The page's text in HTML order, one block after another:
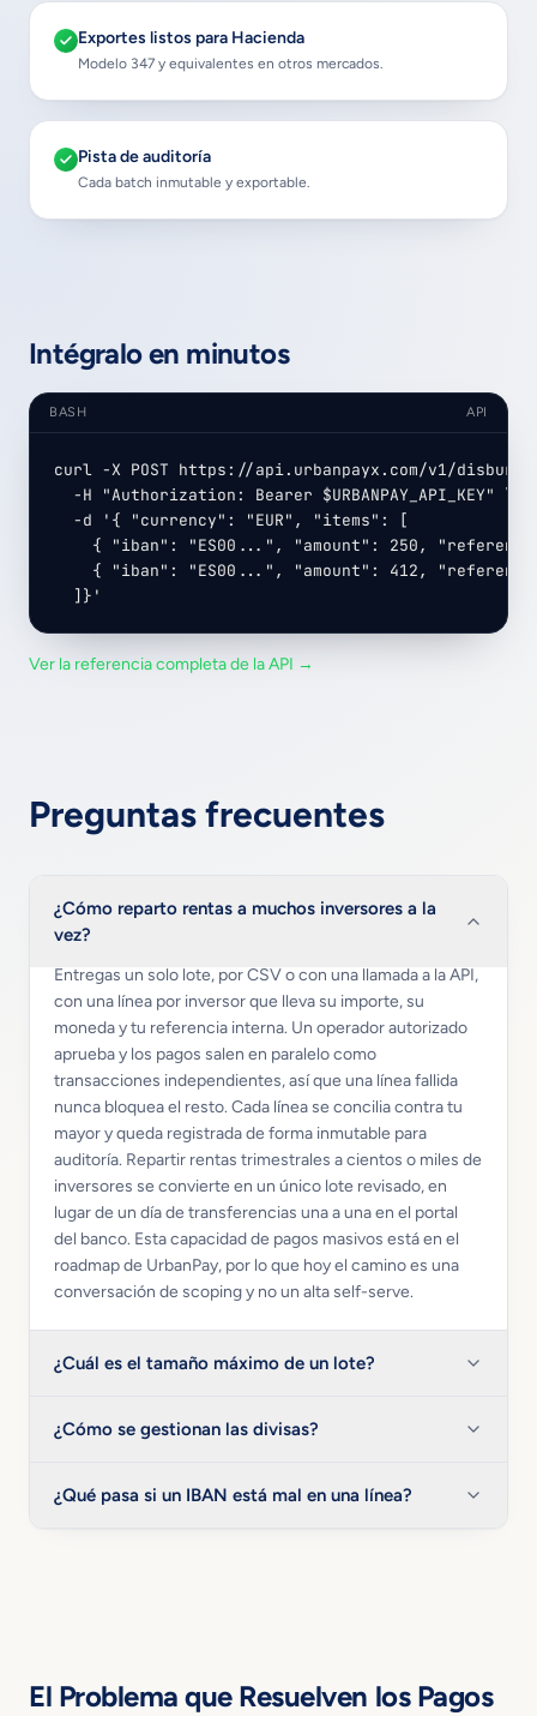
Exportes listos para Hacienda
Modelo 347 y equivalentes en otros mercados.
Pista de auditoría
Cada batch inmutable y exportable.
Intégralo en minutos
BASH API
curl -X POST https://api.urbanpayx.com/v1/
  -H "Authorization: Bearer $URBANPAY_API_KEY" \
  -d '{ "currency": "EUR", "items": [
{ "iban": "ES00...", "amount": 250,
{ "iban": "ES00...", "amount": 412,
  ]}'
Ver la referencia completa de la API →
Preguntas frecuentes
¿Cómo reparto rentas a muchos inversores a la
vez?
Entregas un solo lote, por CSV o con una llamada a la API,
con una línea por inversor que lleva su importe, su
moneda y tu referencia interna. Un operador autorizado
aprueba y los pagos salen en paralelo como
transacciones independientes, así que una línea fallida
nunca bloquea el resto. Cada línea se concilia contra tu
mayor y queda registrada de forma inmutable para
auditoría. Repartir rentas trimestrales a cientos o miles de
inversores se convierte en un único lote revisado, en
lugar de un día de transferencias una a una en el portal
del banco. Esta capacidad de pagos masivos está en el
roadmap de UrbanPay, por lo que hoy el camino es una
conversación de scoping y no un alta self-serve.
¿Cuál es el tamaño máximo de un lote?
¿Cómo se gestionan las divisas?
¿Qué pasa si un IBAN está mal en una línea?
El Problema que Resuelven los Pagos